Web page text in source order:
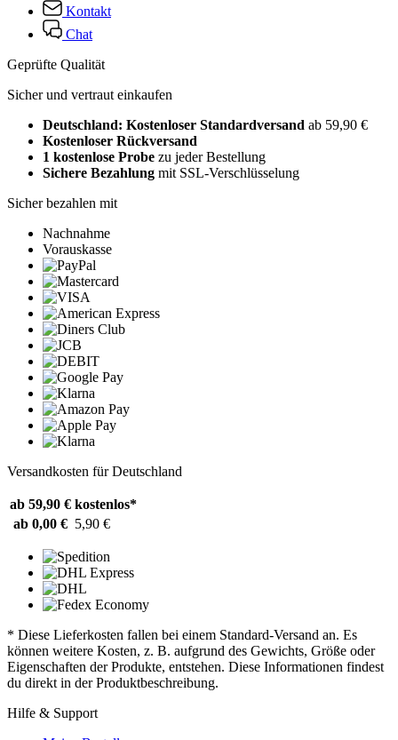
Kontakt
Chat
Geprüfte Qualität
Sicher und vertraut einkaufen
Deutschland: Kostenloser Standardversand ab 59,90 €
Kostenloser Rückversand
1 kostenlose Probe zu jeder Bestellung
Sichere Bezahlung mit SSL-Verschlüsselung
Sicher bezahlen mit
Nachnahme
Vorauskasse
Versandkosten für Deutschland
ab 59,90 € kostenlos*
ab 0,00 € 5,90 €
* Diese Lieferkosten fallen bei einem Standard-Versand an. Es
können weitere Kosten, z. B. aufgrund des Gewichts, Größe oder
Eigenschaften der Produkte, entstehen. Diese Informationen findest
du direkt in der Produktbeschreibung.
Hilfe & Support